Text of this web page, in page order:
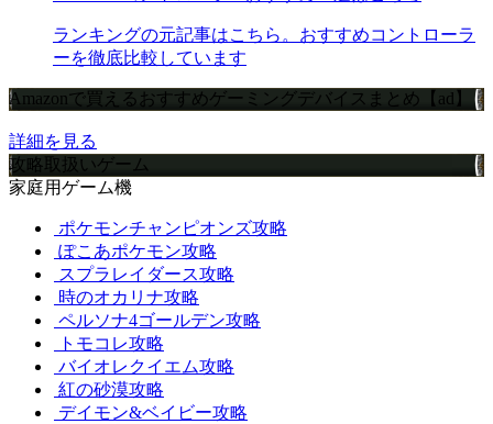
ランキングの元記事はこちら。おすすめコントローラ
ーを徹底比較しています
Amazonで買えるおすすめゲーミングデバイスまとめ【ad】
詳細を見る
攻略取扱いゲーム
家庭用ゲーム機
ポケモンチャンピオンズ攻略
ぽこあポケモン攻略
スプラレイダース攻略
時のオカリナ攻略
ペルソナ4ゴールデン攻略
トモコレ攻略
バイオレクイエム攻略
紅の砂漠攻略
デイモン&ベイビー攻略